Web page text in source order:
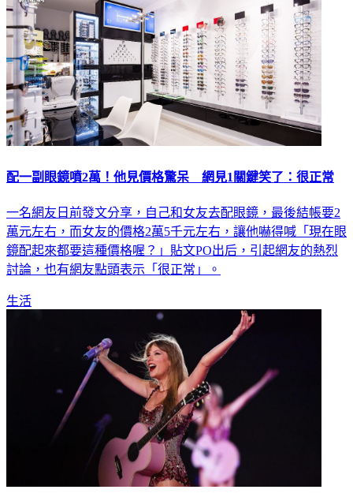
配一副眼鏡噴2萬！他見價格驚呆 網見1關鍵笑了：很正常
一名網友日前發文分享，自己和女友去配眼鏡，最後結帳要2
萬元左右，而女友的價格2萬5千元左右，讓他嚇得喊「現在眼
鏡配起來都要這種價格喔？」貼文PO出后，引起網友的熱烈
討論，也有網友點頭表示「很正常」。
生活